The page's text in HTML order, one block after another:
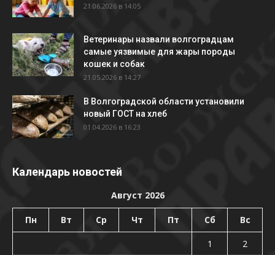
21.06.2026 в 14:05
Ветеринары назвали волгоградцам
самые уязвимые для жары породы
кошек и собак
21.05.2026 в 14:27
В Волгоградской области установили
новый ГОСТ на хлеб
01.04.2026 в 16:23
Календарь новостей
Август 2026
Пн Вт Ср Чт Пт Сб Вс
1
2